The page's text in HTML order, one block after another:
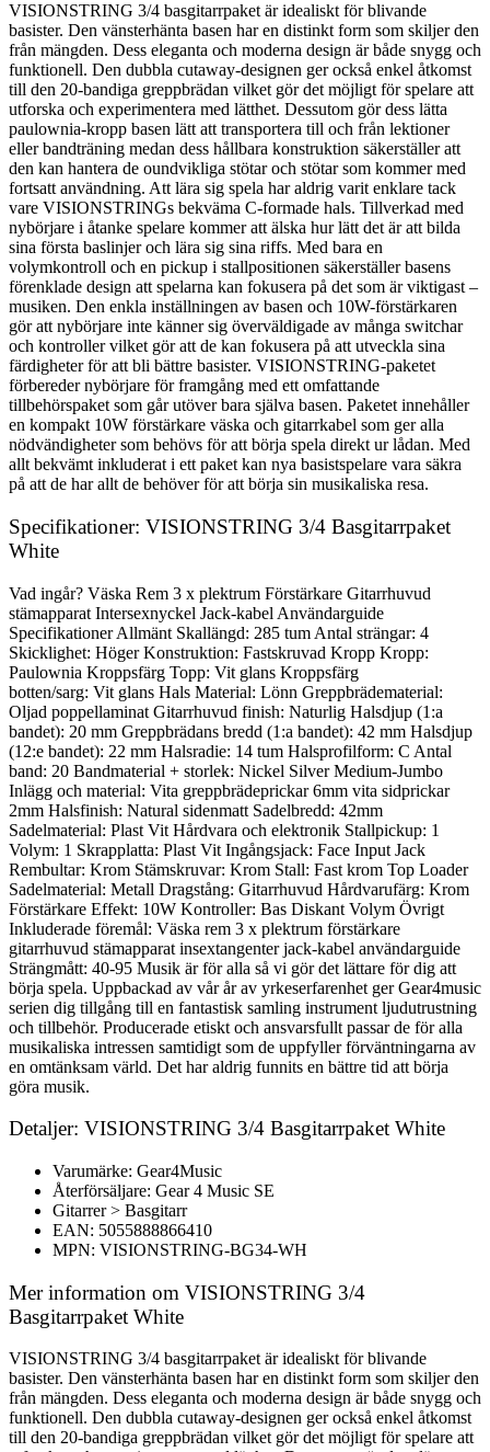
VISIONSTRING 3/4 basgitarrpaket är idealiskt för blivande
basister. Den vänsterhänta basen har en distinkt form som skiljer den
från mängden. Dess eleganta och moderna design är både snygg och
funktionell. Den dubbla cutaway-designen ger också enkel åtkomst
till den 20-bandiga greppbrädan vilket gör det möjligt för spelare att
utforska och experimentera med lätthet. Dessutom gör dess lätta
paulownia-kropp basen lätt att transportera till och från lektioner
eller bandträning medan dess hållbara konstruktion säkerställer att
den kan hantera de oundvikliga stötar och stötar som kommer med
fortsatt användning. Att lära sig spela har aldrig varit enklare tack
vare VISIONSTRINGs bekväma C-formade hals. Tillverkad med
nybörjare i åtanke spelare kommer att älska hur lätt det är att bilda
sina första baslinjer och lära sig sina riffs. Med bara en
volymkontroll och en pickup i stallpositionen säkerställer basens
förenklade design att spelarna kan fokusera på det som är viktigast –
musiken. Den enkla inställningen av basen och 10W-förstärkaren
gör att nybörjare inte känner sig överväldigade av många switchar
och kontroller vilket gör att de kan fokusera på att utveckla sina
färdigheter för att bli bättre basister. VISIONSTRING-paketet
förbereder nybörjare för framgång med ett omfattande
tillbehörspaket som går utöver bara själva basen. Paketet innehåller
en kompakt 10W förstärkare väska och gitarrkabel som ger alla
nödvändigheter som behövs för att börja spela direkt ur lådan. Med
allt bekvämt inkluderat i ett paket kan nya basistspelare vara säkra
på att de har allt de behöver för att börja sin musikaliska resa.
Specifikationer: VISIONSTRING 3/4 Basgitarrpaket
White
Vad ingår? Väska Rem 3 x plektrum Förstärkare Gitarrhuvud
stämapparat Intersexnyckel Jack-kabel Användarguide
Specifikationer Allmänt Skallängd: 285 tum Antal strängar: 4
Skicklighet: Höger Konstruktion: Fastskruvad Kropp Kropp:
Paulownia Kroppsfärg Topp: Vit glans Kroppsfärg
botten/sarg: Vit glans Hals Material: Lönn Greppbrädematerial:
Oljad poppellaminat Gitarrhuvud finish: Naturlig Halsdjup (1:a
bandet): 20 mm Greppbrädans bredd (1:a bandet): 42 mm Halsdjup
(12:e bandet): 22 mm Halsradie: 14 tum Halsprofilform: C Antal
band: 20 Bandmaterial + storlek: Nickel Silver Medium-Jumbo
Inlägg och material: Vita greppbrädeprickar 6mm vita sidprickar
2mm Halsfinish: Natural sidenmatt Sadelbredd: 42mm
Sadelmaterial: Plast Vit Hårdvara och elektronik Stallpickup: 1
Volym: 1 Skrapplatta: Plast Vit Ingångsjack: Face Input Jack
Rembultar: Krom Stämskruvar: Krom Stall: Fast krom Top Loader
Sadelmaterial: Metall Dragstång: Gitarrhuvud Hårdvarufärg: Krom
Förstärkare Effekt: 10W Kontroller: Bas Diskant Volym Övrigt
Inkluderade föremål: Väska rem 3 x plektrum förstärkare
gitarrhuvud stämapparat insextangenter jack-kabel användarguide
Strängmått: 40-95 Musik är för alla så vi gör det lättare för dig att
börja spela. Uppbackad av vår år av yrkeserfarenhet ger Gear4music
serien dig tillgång till en fantastisk samling instrument ljudutrustning
och tillbehör. Producerade etiskt och ansvarsfullt passar de för alla
musikaliska intressen samtidigt som de uppfyller förväntningarna av
en omtänksam värld. Det har aldrig funnits en bättre tid att börja
göra musik.
Detaljer: VISIONSTRING 3/4 Basgitarrpaket White
Varumärke: Gear4Music
Återförsäljare: Gear 4 Music SE
Gitarrer > Basgitarr
EAN: 5055888866410
MPN: VISIONSTRING-BG34-WH
Mer information om VISIONSTRING 3/4
Basgitarrpaket White
VISIONSTRING 3/4 basgitarrpaket är idealiskt för blivande
basister. Den vänsterhänta basen har en distinkt form som skiljer den
från mängden. Dess eleganta och moderna design är både snygg och
funktionell. Den dubbla cutaway-designen ger också enkel åtkomst
till den 20-bandiga greppbrädan vilket gör det möjligt för spelare att